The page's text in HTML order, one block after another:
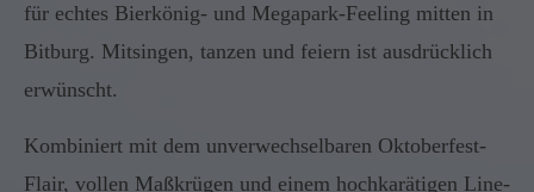
für echtes Bierkönig- und Megapark-Feeling mitten in
Bitburg. Mitsingen, tanzen und feiern ist ausdrücklich
erwünscht.
Kombiniert mit dem unverwechselbaren Oktoberfest-
Flair, vollen Maßkrügen und einem hochkarätigen Line-